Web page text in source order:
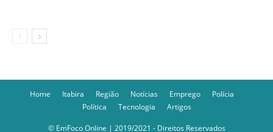
Home Itabira Região Notícias Emprego
Polícia
Política
Tecnologia Artigos
© EmFoco Online | 2019/2021 - Direitos Reservados